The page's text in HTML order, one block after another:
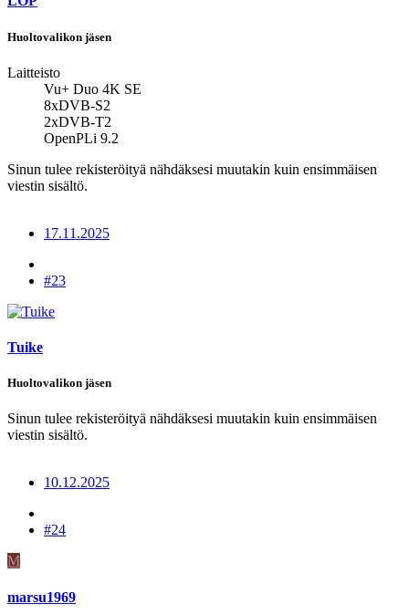
Huoltovalikon jäsen
Laitteisto
Vu+ Duo 4K SE
8xDVB-S2
2xDVB-T2
OpenPLi 9.2
Sinun tulee rekisteröityä nähdäksesi muutakin kuin ensimmäisen
viestin sisältö.
17.11.2025
#23
Tuike
Huoltovalikon jäsen
Sinun tulee rekisteröityä nähdäksesi muutakin kuin ensimmäisen
viestin sisältö.
10.12.2025
#24
M
marsu1969